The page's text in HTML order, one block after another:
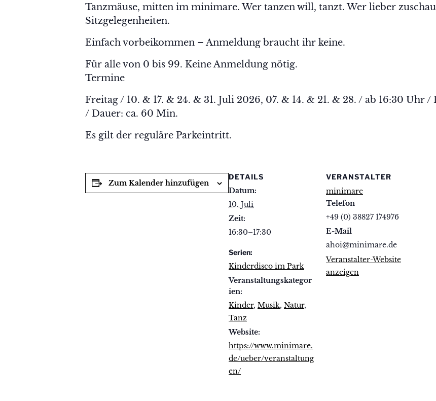
Tanzmäuse, mitten im minimare. Wer tanzen will, tanzt. Wer lieber
Sitzgelegenheiten.
Einfach vorbeikommen – Anmeldung braucht ihr keine.
Für alle von 0 bis 99. Keine Anmeldung nötig.
Termine
Freitag / 10. & 17. & 24. & 31. Juli 2026, 07. & 14. & 21. & 28. / ab 16:30 Uhr
/ Dauer: ca. 60 Min.
Es gilt der reguläre Parkeintritt.
Zum Kalender hinzufügen
DETAILS
Datum:
10. Juli
Zeit:
16:30–17:30
Serien:
Kinderdisco im Park
Veranstaltungskategor
ien:
Kinder, Musik, Natur,
Tanz
Website:
https://www.minimare.
de/ueber/veranstaltung
en/
VERANSTALTER
minimare
Telefon
+49 (0) 38827 174976
E-Mail
ahoi@minimare.de
Veranstalter-Website
anzeigen